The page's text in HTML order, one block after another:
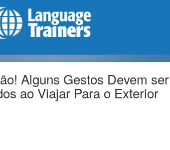
Alguns Gestos Devem ser
ao Viajar Para o Exterior